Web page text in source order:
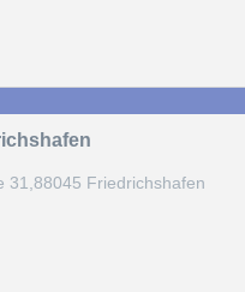
31,88045 Friedrichshafen